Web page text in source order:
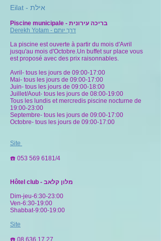
Piscine municipale - בריכה עירונית
Derekh Yotam - דרך יותם
La piscine est ouverte à partir du mois d'Avril
jusqu'au mois d'Octobre.Un buffet sur place vous
est proposé avec des prix raisonnables.
Avril- tous les jours de 09:00-17:00
Mai- tous les jours de 09:00-17:00
Juin- tous les jours de 09:00-18:00
Juillet/Aout- tous les jours de 08:00-19:00
Tous les lundis et mercredis piscine nocturne de
19:00-23:00
Septembre- tous les jours de 09:00-17:00
Octobre- tous les jours de 09:00-17:00
Site
☎️ 053 569 6181/4
Hôtel club - מלון קלאב
Dim-jeu-6:30-23:00
Ven-6:30-19:00
Shabbat-9:00-19:00
Site
☎️ 08 636 17 27